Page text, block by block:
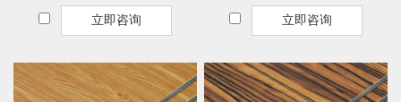
立即咨询 立即咨询